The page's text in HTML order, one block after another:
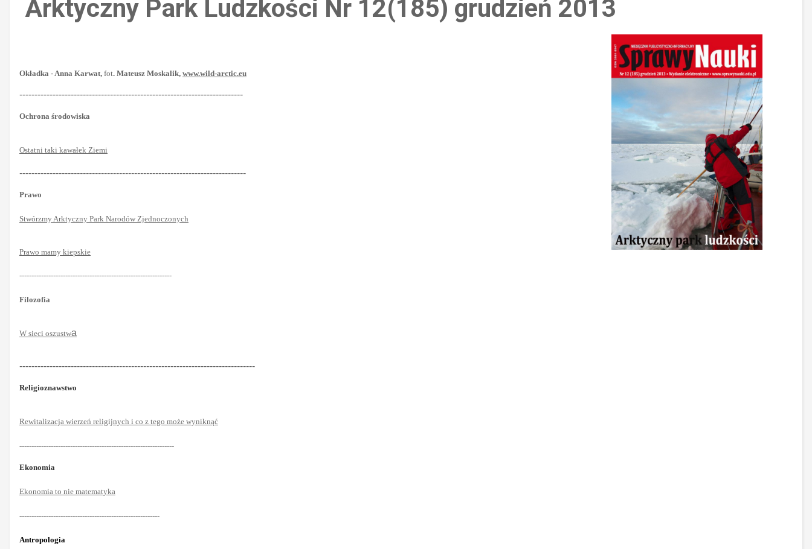
Arktyczny Park Ludzkości Nr 12(185) grudzień 2013
Okładka - Anna Karwat, fot. Mateusz Moskalik, www.wild-arctic.eu
--------------------------------------------------------------------------
Ochrona środowiska
Ostatni taki kawałek Ziemi
---------------------------------------------------------------------------
Prawo
Stwórzmy Arktyczny Park Narodów Zjednoczonych
Prawo mamy kiepskie
---------------------------------------------------------------
Filozofia
W sieci oszustwa
------------------------------------------------------------------------------
Religioznawstwo
Rewitalizacja wierzeń religijnych i co z tego może wyniknąć
----------------------------------------------------------------
Ekonomia
Ekonomia to nie matematyka
----------------------------------------------------------
Antropologia